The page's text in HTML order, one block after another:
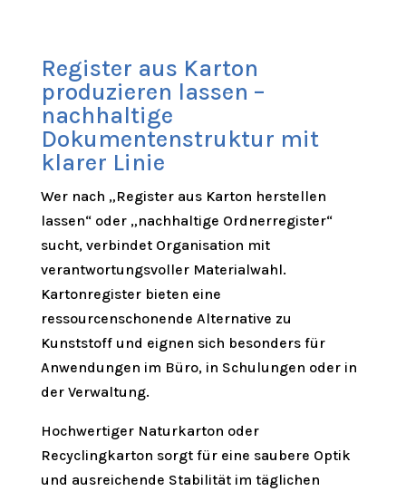
Register aus Karton
produzieren lassen –
nachhaltige
Dokumentenstruktur mit
klarer Linie
Wer nach „Register aus Karton herstellen
lassen“ oder „nachhaltige Ordnerregister“
sucht, verbindet Organisation mit
verantwortungsvoller Materialwahl.
Kartonregister bieten eine
ressourcenschonende Alternative zu
Kunststoff und eignen sich besonders für
Anwendungen im Büro, in Schulungen oder in
der Verwaltung.
Hochwertiger Naturkarton oder
Recyclingkarton sorgt für eine saubere Optik
und ausreichende Stabilität im täglichen